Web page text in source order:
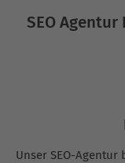
SEO
Unser SEO-